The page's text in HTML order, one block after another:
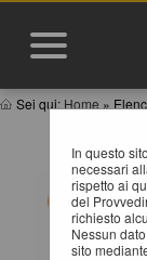
Sei qui: Home »
In questo
necessari
rispetto ai
del
richiesto
Nessun
sito
ESITI
esiti